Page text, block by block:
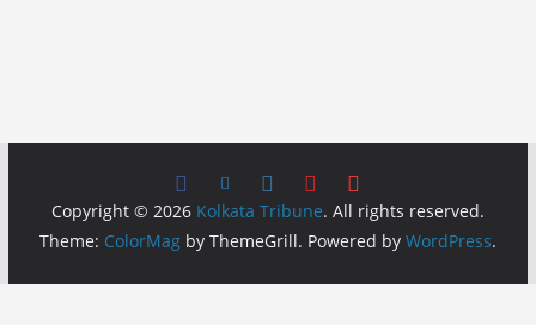
Copyright © 2026 Kolkata Tribune. All rights reserved.
Theme: ColorMagby ThemeGrill. Powered by WordPress.